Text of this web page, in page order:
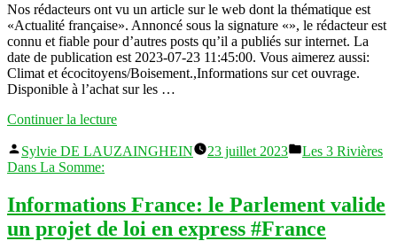
Nos rédacteurs ont vu un article sur le web dont la thématique est
«Actualité française». Annoncé sous la signature «», le rédacteur est
connu et fiable pour d’autres posts qu’il a publiés sur internet. La
date de publication est 2023-07-23 11:45:00. Vous aimerez aussi:
Climat et écocitoyens/Boisement.,Informations sur cet ouvrage.
Disponible à l’achat sur les …
Continuer la lecture« Infos
les
l’assaut
du
mondial
Publié
par
Sylvie DE LAUZAINGHEIN 23 juillet 2023
Publié
Les 3 Rivières
Dans La Somme:
Informations France: le Parlement valide
un projet de loi en express #France